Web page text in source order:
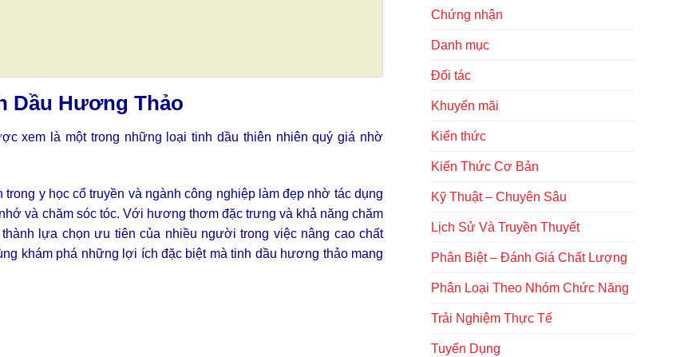
Dầu Hương Thảo
xem là một trong những loại tinh dầu thiên nhiên quý giá nhờ
y học cổ truyền và ngành công nghiệp làm đẹp nhờ tác dụng
và chăm sóc tóc. Với hương thơm đặc trưng và khả năng chăm
lựa chọn ưu tiên của nhiều người trong việc nâng cao chất
khám phá những lợi ích đặc biệt mà tinh dầu hương thảo mang
Chứng nhận
Danh mục
Đối tác
Khuyến mãi
Kiến thức
Kiến Thức Cơ Bản
Kỹ Thuật – Chuyên Sâu
Lịch Sử Và Truyền Thuyết
Phân Biệt – Đánh Giá Chất Lượng
Phân Loại Theo Nhóm Chức Năng
Trải Nghiệm Thực Tế
Tuyển Dụng